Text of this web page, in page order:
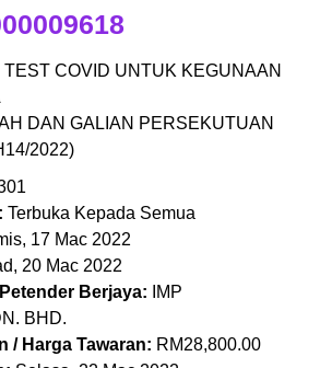
COVID UNTUK KEGUNAAN
DAN GALIAN PERSEKUTUAN
2022)
Terbuka Kepada Semua
17 Mac 2022
20 Mac 2022
Berjaya:
IMP
BHD.
/ Harga Tawaran: RM28,800.00